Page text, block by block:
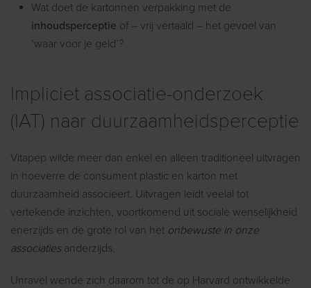
Wat doet de kartonnen verpakking met de
inhoudsperceptie of – vrij vertaald – het gevoel van
‘waar voor je geld’?
Impliciet associatie-onderzoek
(IAT) naar duurzaamheidsperceptie
Vitapep wilde meer dan enkel en alleen traditioneel uitvragen
in hoeverre de consument plastic en karton met
duurzaamheid associeert. Uitvragen leidt veelal tot
vertekende inzichten, voortkomend uit sociale wenselijkheid
enerzijds en de grote rol van het onbewuste in onze
associatiesanderzijds.
Unravel wende zich daarom tot de op Harvard ontwikkelde